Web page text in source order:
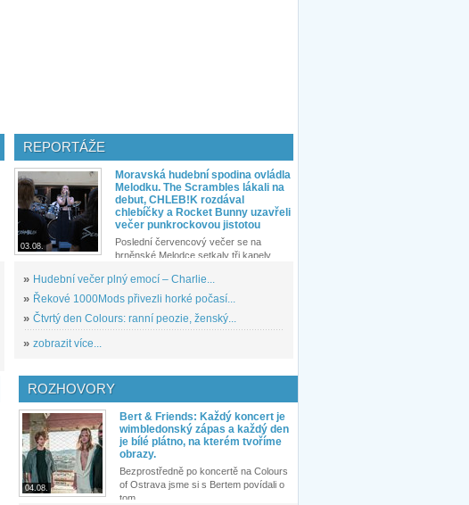
REPORTÁŽE
03.08.
Moravská hudební spodina ovládla
Melodku. The Scrambles lákali na
debut, CHLEB!K rozdával
chlebíčky a Rocket Bunny uzavřeli
večer punkrockovou jistotou
Poslední červencový večer se na
brněnské Melodce setkaly tři kapely...
» Hudební večer plný emocí – Charlie...
» Řekové 1000Mods přivezli horké počasí...
» Čtvrtý den Colours: ranní peozie, ženský...
» zobrazit více...
ROZHOVORY
04.08.
Bert & Friends: Každý koncert je
wimbledonský zápas a každý den
je bílé plátno, na kterém tvoříme
obrazy.
Bezprostředně po koncertě na Colours
of Ostrava jsme si s Bertem povídali o
tom,...